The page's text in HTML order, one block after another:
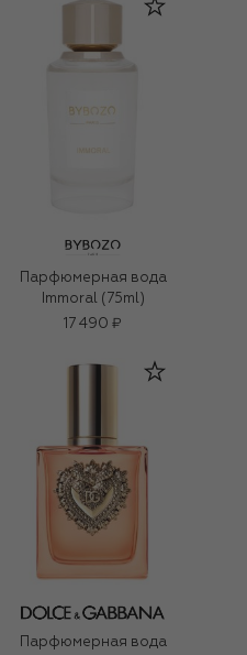
Парфюмерная вода
Immoral (75ml)
17 490 ₽
Парфюмерная вода